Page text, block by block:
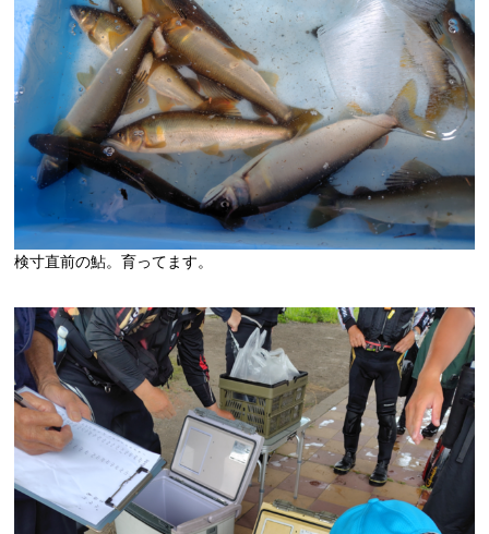
検寸直前の鮎。育ってます。